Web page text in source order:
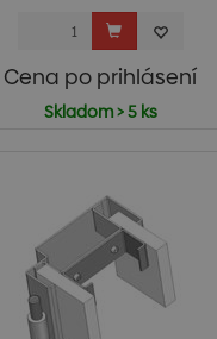
Cena po prihlásení
Skladom > 5 ks